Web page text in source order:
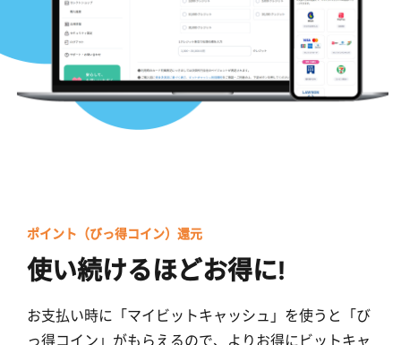
ポイント（びっ得コイン）還元
使い続けるほどお得に!
お支払い時に「マイビットキャッシュ」を使うと「び
っ得コイン」がもらえるので、よりお得にビットキャ